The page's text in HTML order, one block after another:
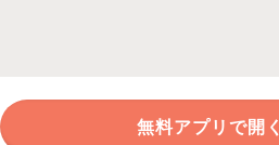
無料アプリで開く